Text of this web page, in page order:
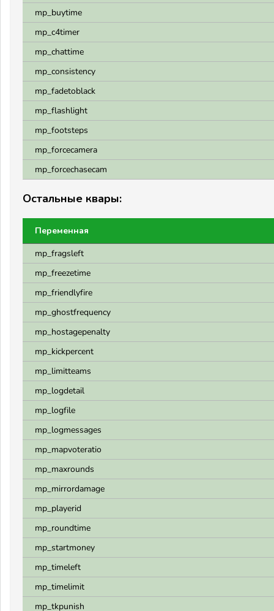
mp_buytime
mp_c4timer
mp_chattime
mp_consistency
mp_fadetoblack
mp_flashlight
mp_footsteps
mp_forcecamera
mp_forcechasecam
Остальные квары:
Переменная
mp_fragsleft
mp_freezetime
mp_friendlyfire
mp_ghostfrequency
mp_hostagepenalty
mp_kickpercent
mp_limitteams
mp_logdetail
mp_logfile
mp_logmessages
mp_mapvoteratio
mp_maxrounds
mp_mirrordamage
mp_playerid
mp_roundtime
mp_startmoney
mp_timeleft
mp_timelimit
mp_tkpunish